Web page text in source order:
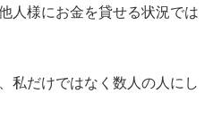
人様にお金を貸せる状況では
私だけではなく数人の人にし